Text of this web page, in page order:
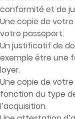
conformité et de
Une copie de
votre passeport.
Un justificatif de
exemple être une
loyer.
Une copie de votre
fonction du type
l’acquisition.